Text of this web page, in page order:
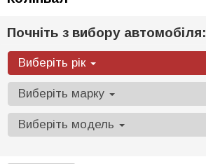
Почніть з вибору автомобіля:
Виберіть рік
Виберіть марку
Виберіть модель